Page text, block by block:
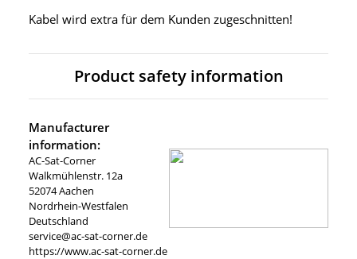
Kabel wird extra für dem Kunden zugeschnitten!
Product safety information
Manufacturer
information:
AC-Sat-Corner
Walkmühlenstr. 12a
52074 Aachen
Nordrhein-Westfalen
Deutschland
service@ac-sat-corner.de
https://www.ac-sat-corner.de